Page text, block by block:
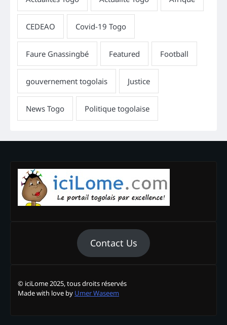
Contact Us
© iciLome 2025, tous droits réservés
Made with love by Umer Waseem